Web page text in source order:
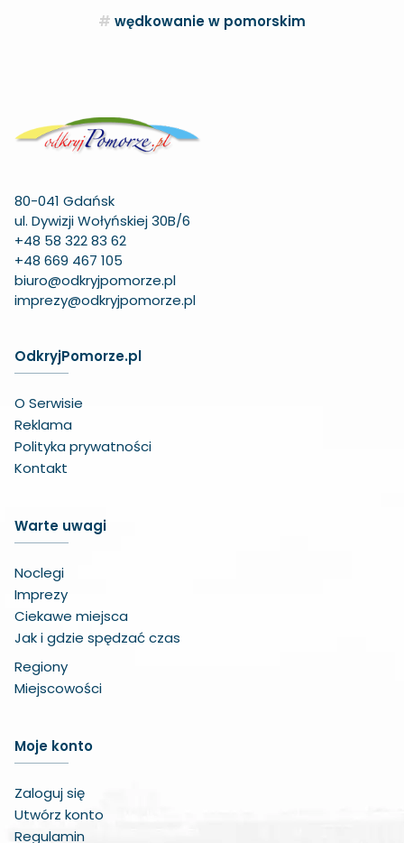
wędkowanie w pomorskim
80-041 Gdańsk
ul. Dywizji Wołyńskiej 30B/6
+48 58 322 83 62
+48 669 467 105
biuro@odkryjpomorze.pl
imprezy@odkryjpomorze.pl
OdkryjPomorze.pl
O Serwisie
Reklama
Polityka prywatności
Kontakt
Warte uwagi
Noclegi
Imprezy
Ciekawe miejsca
Jak i gdzie spędzać czas
Regiony
Miejscowości
Moje konto
Zaloguj się
Utwórz konto
Regulamin